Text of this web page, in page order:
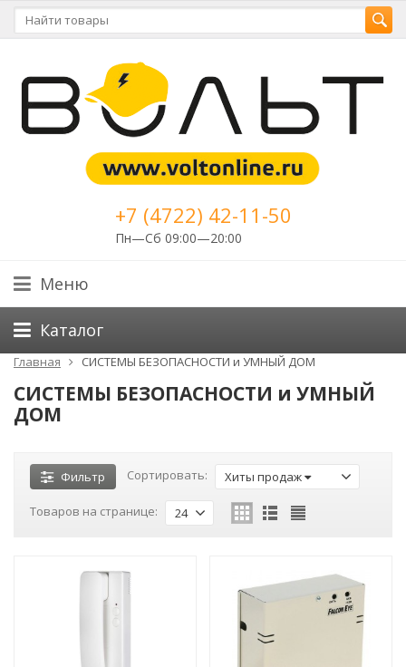
+7 (4722) 42-11-50
Пн—Сб 09:00—20:00
Меню
Каталог
Главная СИСТЕМЫ БЕЗОПАСНОСТИ и УМНЫЙ ДОМ
СИСТЕМЫ БЕЗОПАСНОСТИ и УМНЫЙ
ДОМ
Фильтр Сортировать: Хиты продаж
Товаров на странице: 24